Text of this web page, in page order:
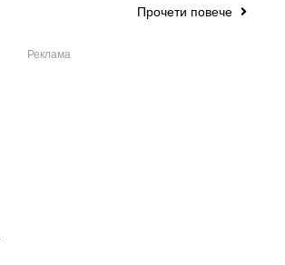
Прочети повече